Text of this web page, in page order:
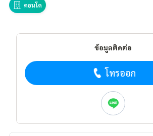
คอนโด
ข้อมูลติดต่อ
โทรออก